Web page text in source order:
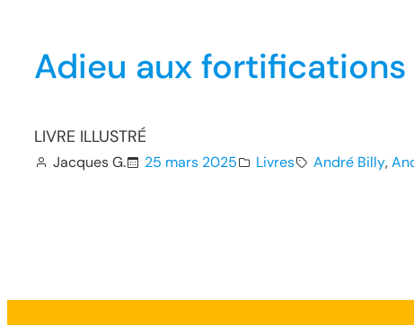
Adieu aux
LIVRE ILLUSTRÉ
Jacques G. 25 mars 2025 Livres André Billy,